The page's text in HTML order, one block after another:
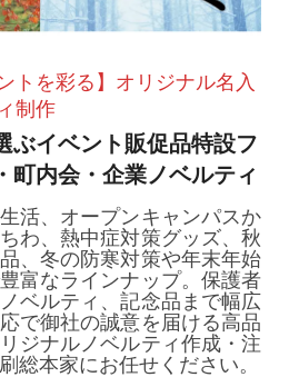
トを彩る】オリジナル名入
制作
ぶイベント販促品特設フ
町内会・企業ノベルティ
活、オープンキャンパスか
わ、熱中症対策グッズ、秋
、冬の防寒対策や年末年始
富なラインナップ。保護者
ベルティ、記念品まで幅広
で御社の誠意を届ける高品
ジナルノベルティ作成・注
総本家にお任せください。